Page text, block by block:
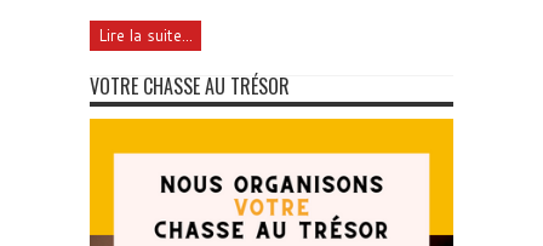
Lire la suite...
VOTRE CHASSE AU TRÉSOR